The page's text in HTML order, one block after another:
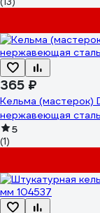
365 ₽
Кельма (мастерок)
нержавеющая
5
(1)